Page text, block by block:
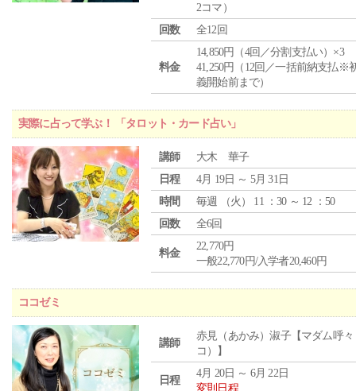
2コマ）
回数
全12回
料金
14,850円（4回／分割支払い）×3
41,250円（12回／一括前納支払※
義開始前まで）
実際に占って学ぶ！ 「タロット・カード占い」
講師
大木 華子
日程
4月 19日 ～ 5月 31日
時間
毎週 （火 ） 11 ：30 ～ 12 ：50
回数
全6回
料金
22,770円
一般22,770円/入学者20,460円
ココゼミ
講師
赤見（あかみ）淑子【マダム呼々
コ）】
日程
4月 20日 ～ 6月 22日
変則日程